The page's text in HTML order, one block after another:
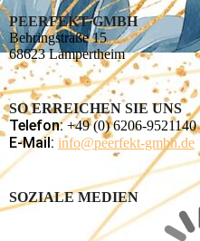
PEERFEKT GMBH
Behringstraße 15
68623 Lampertheim
SO ERREICHEN SIE UNS
Telefon:+49 (0) 6206-9521140
E-Mail: info@peerfekt-gmbh.de
SOZIALE MEDIEN